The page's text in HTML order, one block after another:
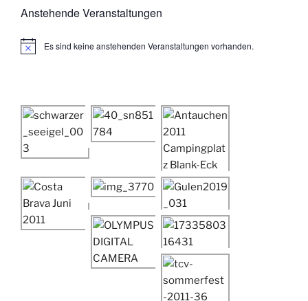
Anstehende Veranstaltungen
H
i
s
Es sind keine anstehenden Veranstaltungen vorhanden.